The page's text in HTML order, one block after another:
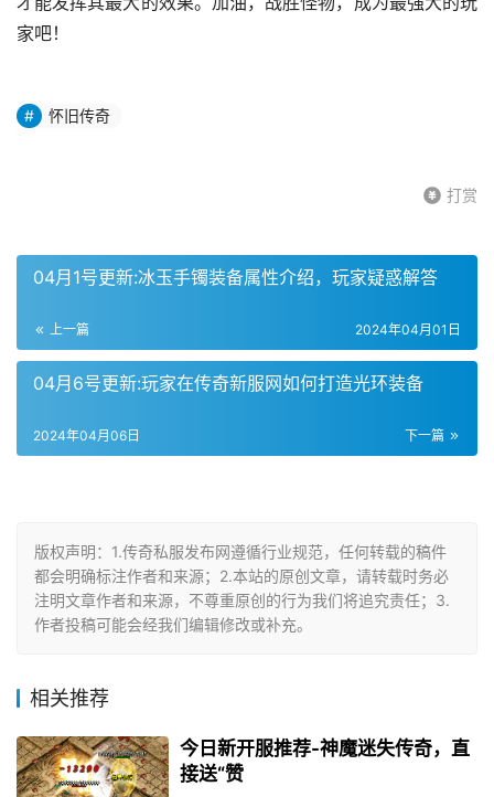
家吧！
怀旧传奇
打赏
04月1号更新:冰玉手镯装备属性介绍，玩家疑惑解答
上一篇 2024年04月01日
04月6号更新:玩家在传奇新服网如何打造光环装备
下一篇
2024年04月06日
版权声明：1.传奇私服发布网遵循行业规范，任何转载的稿件
都会明确标注作者和来源；2.本站的原创文章，请转载时务必
注明文章作者和来源，不尊重原创的行为我们将追究责任；3.
作者投稿可能会经我们编辑修改或补充。
相关推荐
今日新开服推荐-神魔迷失传奇，直
接送“赞